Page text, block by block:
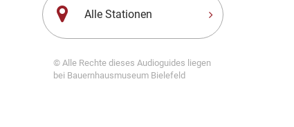
Alle Stationen
© Alle Rechte dieses Audioguides liegen
bei Bauernhausmuseum Bielefeld